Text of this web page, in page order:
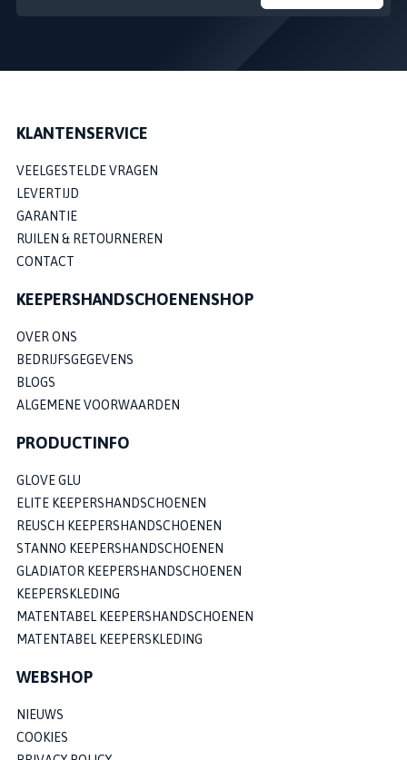
KLANTENSERVICE
VEELGESTELDE VRAGEN
LEVERTIJD
GARANTIE
RUILEN & RETOURNEREN
CONTACT
KEEPERSHANDSCHOENENSHOP
OVER ONS
BEDRIJFSGEGEVENS
BLOGS
ALGEMENE VOORWAARDEN
PRODUCTINFO
GLOVE GLU
ELITE KEEPERSHANDSCHOENEN
REUSCH KEEPERSHANDSCHOENEN
STANNO KEEPERSHANDSCHOENEN
GLADIATOR KEEPERSHANDSCHOENEN
KEEPERSKLEDING
MATENTABEL KEEPERSHANDSCHOENEN
MATENTABEL KEEPERSKLEDING
WEBSHOP
NIEUWS
COOKIES